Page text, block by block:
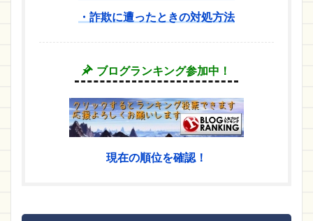
・詐欺に遭ったときの対処方法
ブログランキング参加中！
現在の順位を確認！